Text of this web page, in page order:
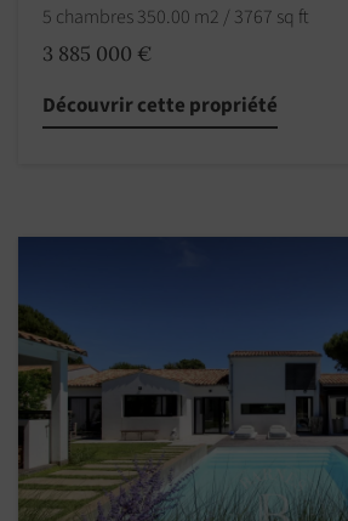
5 chambres 350.00 m2 / 3767 sq ft
3 885 000 €
Découvrir cette propriété